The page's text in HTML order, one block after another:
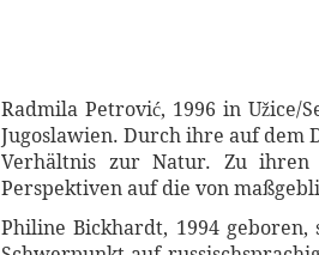
Radmila Petrović, 1996 in
Jugoslawien. Durch ihre auf dem
Verhältnis zur Natur. Zu ihren
Perspektiven auf die von
Philine Bickhardt, 1994